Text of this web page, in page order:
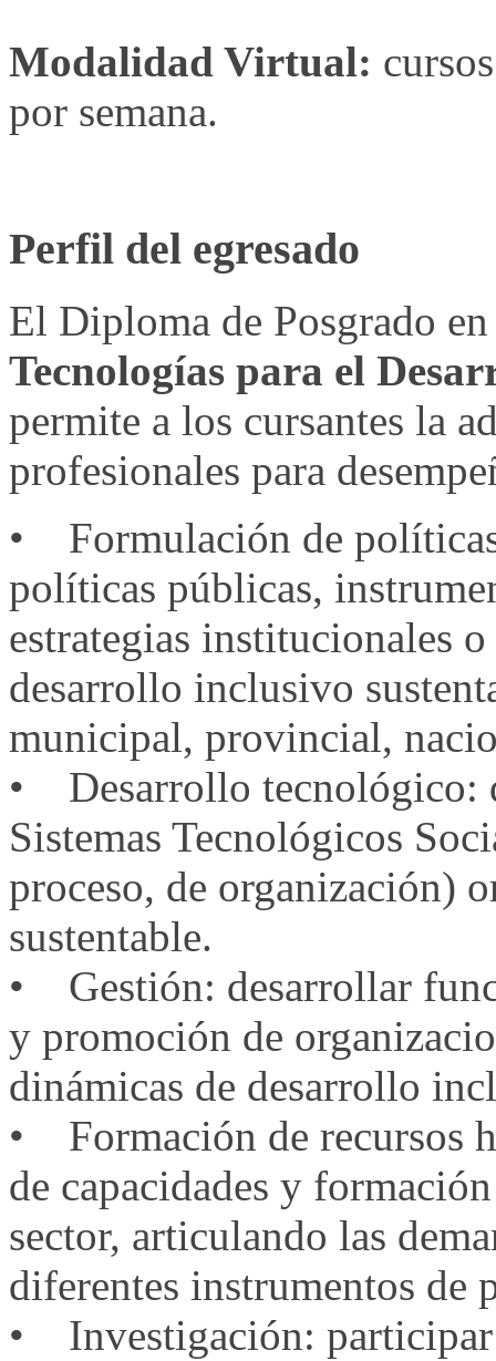
Modalidad Virtual:
por semana.
Perfil del egresado
El Diploma de Posgrado
Tecnologías para el
permite a los cursantes la
profesionales para
• Formulación de
políticas públicas,
estrategias institucionales
desarrollo inclusivo
municipal, provincial,
• Desarrollo tecnológico:
Sistemas Tecnológicos
proceso, de organización)
sustentable.
• Gestión: desarrollar
y promoción de
dinámicas de desarrollo
• Formación de recursos
de capacidades y
sector, articulando las
diferentes instrumentos de
• Investigación: participar